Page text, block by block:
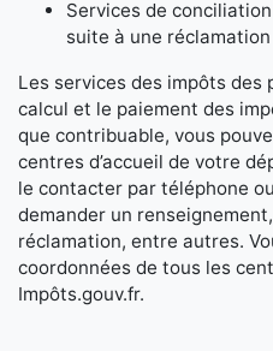
Services de
suite à une réclamation
Les services des impôts des
calcul et le paiement des
que contribuable, vous
centres d’accueil de votre
le contacter par téléphone
demander un
réclamation, entre autres.
coordonnées de tous les
Impôts.gouv.fr.